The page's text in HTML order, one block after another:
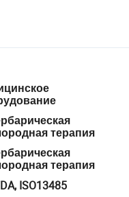
терапия
терапия
ISO13485